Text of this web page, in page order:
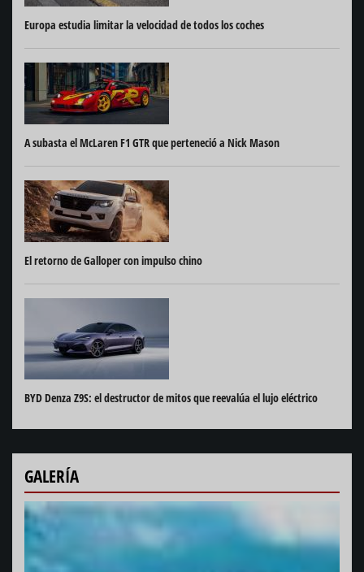
Europa estudia limitar la velocidad de todos los coches
A subasta el McLaren F1 GTR que perteneció a Nick Mason
El retorno de Galloper con impulso chino
BYD Denza Z9S: el destructor de mitos que reevalúa el lujo eléctrico
GALERÍA